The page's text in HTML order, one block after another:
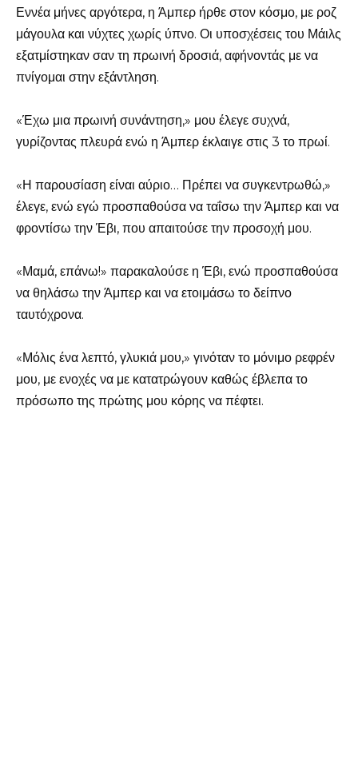
Εννέα μήνες αργότερα, η Άμπερ ήρθε στον κόσμο, με ροζ
μάγουλα και νύχτες χωρίς ύπνο. Οι υποσχέσεις του Μάιλς
εξατμίστηκαν σαν τη πρωινή δροσιά, αφήνοντάς με να
πνίγομαι στην εξάντληση.
«Έχω μια πρωινή συνάντηση,» μου έλεγε συχνά,
γυρίζοντας πλευρά ενώ η Άμπερ έκλαιγε στις 3 το πρωί.
«Η παρουσίαση είναι αύριο… Πρέπει να συγκεντρωθώ,»
έλεγε, ενώ εγώ προσπαθούσα να ταΐσω την Άμπερ και να
φροντίσω την Έβι, που απαιτούσε την προσοχή μου.
«Μαμά, επάνω!» παρακαλούσε η Έβι, ενώ προσπαθούσα
να θηλάσω την Άμπερ και να ετοιμάσω το δείπνο
ταυτόχρονα.
«Μόλις ένα λεπτό, γλυκιά μου,» γινόταν το μόνιμο ρεφρέν
μου, με ενοχές να με κατατρώγουν καθώς έβλεπα το
πρόσωπο της πρώτης μου κόρης να πέφτει.